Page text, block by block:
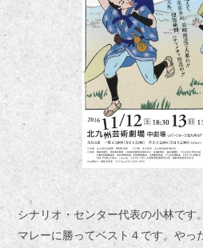
シナリオ・センター代表の小林です
マレーに勝ってベスト４です。やっ